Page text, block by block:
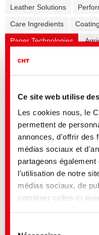
Ce site web utilise
Les cookies nous, le
permettent de
annonces, d'offrir des
médias sociaux et
partageons
l'utilisation de notre
médias sociaux, de
combiner celles-ci
Leather Solutions
Care Ingredients
Paper Technologies
Formulation additives - Co-
Mining Solutions
Titre anglais
Sustainable Tissue Adhesives
BIOTIKOS | Sustainable Water
Treatment
Tissue Paper Solutions
Sustainable Paper and
Adhesives
Sticky control